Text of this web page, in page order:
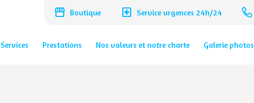
storefront Boutique local_hospital Service urgences 24h/24
Services Prestations Nos valeurs et notre charte Galerie photos